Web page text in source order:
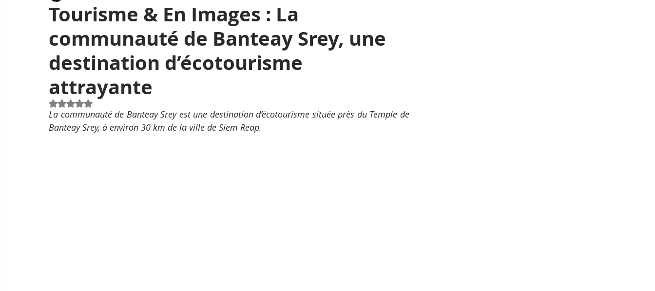
Tourisme & En Images : La
communauté de Banteay Srey, une
destination d’écotourisme
attrayante
Noté NaN étoiles sur 5.
La communauté de Banteay Srey est une destination d’écotourisme située près du Temple de
Banteay Srey, à environ 30 km de la ville de Siem Reap.